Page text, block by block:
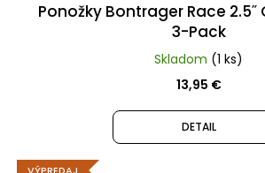
Ponožky Bontrager Race 2.5˝
3-Pack
Skladom (1 ks)
13,95 €
DETAIL